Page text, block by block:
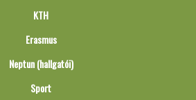
KTH
Erasmus
Neptun (hallgatói)
Sport